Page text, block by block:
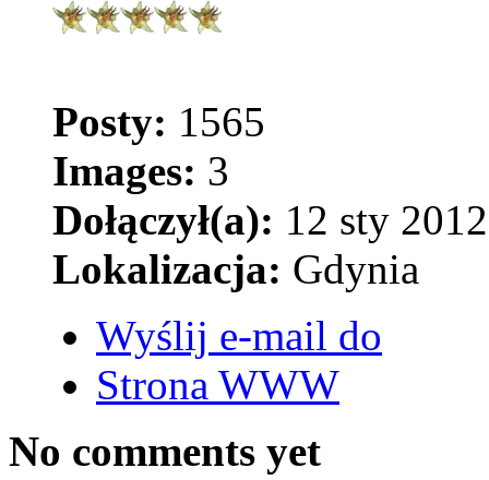
Posty: 1565
Images: 3
Dołączył(a): 12 sty
Lokalizacja: Gdynia
Wyślij e-mail do
Strona WWW
No comments yet